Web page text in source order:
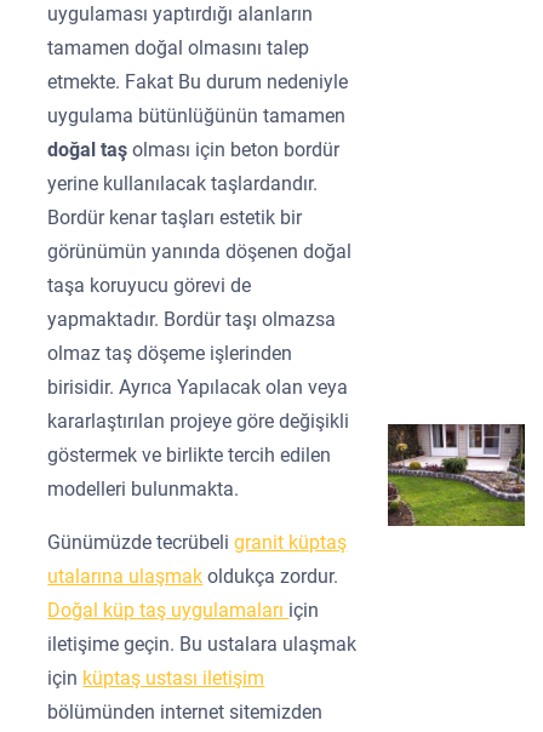
uygulaması yaptırdığı alanların
tamamen doğal olmasını talep
etmekte. Fakat Bu durum nedeniyle
uygulama bütünlüğünün tamamen
doğal taşolması için beton bordür
yerine kullanılacak taşlardandır.
Bordür kenar taşları estetik bir
görünümün yanında döşenen doğal
taşa koruyucu görevi de
yapmaktadır. Bordür taşı olmazsa
olmaz taş döşeme işlerinden
birisidir. Ayrıca Yapılacak olan veya
kararlaştırılan projeye göre değişikli
göstermek ve birlikte tercih edilen
modelleri bulunmakta.
Günümüzde tecrübeligranit küptaş
utalarına ulaşmak oldukça zordur.
Doğal küp taş uygulamaları için
iletişime geçin. Bu ustalara ulaşmak
için küptaş ustası iletişim
bölümünden internet sitemizden